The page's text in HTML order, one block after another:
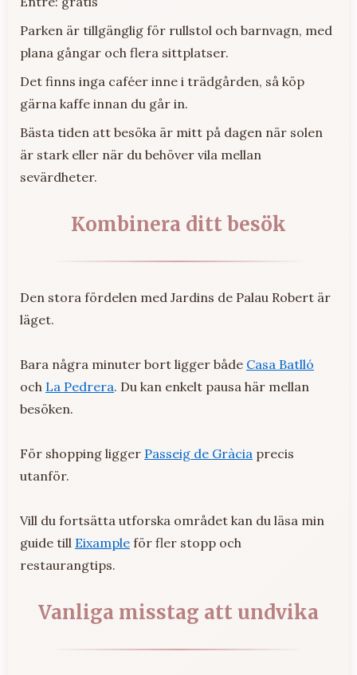
Parken är tillgänglig för rullstol och barnvagn, med
plana gångar och flera sittplatser.
Det finns inga caféer inne i trädgården, så köp
gärna kaffe innan du går in.
Bästa tiden att besöka är mitt på dagen när solen
är stark eller när du behöver vila mellan
sevärdheter.
Kombinera ditt besök
Den stora fördelen med Jardins de Palau Robert är
läget.
Bara några minuter bort ligger både Casa Batlló
och La Pedrera. Du kan enkelt pausa här mellan
besöken.
För shopping ligger Passeig de Gràcia precis
utanför.
Vill du fortsätta utforska området kan du läsa min
guide till Eixample för fler stopp och
restaurangtips.
Vanliga misstag att undvika